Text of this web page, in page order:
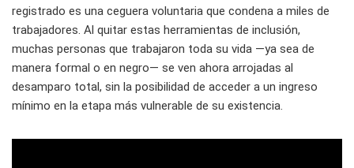
registrado es una ceguera voluntaria que condena a miles de
trabajadores. Al quitar estas herramientas de inclusión,
muchas personas que trabajaron toda su vida —ya sea de
manera formal o en negro— se ven ahora arrojadas al
desamparo total, sin la posibilidad de acceder a un ingreso
mínimo en la etapa más vulnerable de su existencia.